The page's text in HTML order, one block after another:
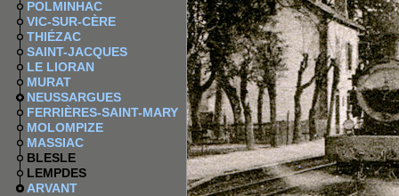
POLMINHAC
VIC-SUR-CÈRE
THIÉZAC
SAINT-JACQUES
LE LIORAN
MURAT
NEUSSARGUES
FERRIÈRES-SAINT-MARY
MOLOMPIZE
MASSIAC
BLESLE
LEMPDES
ARVANT